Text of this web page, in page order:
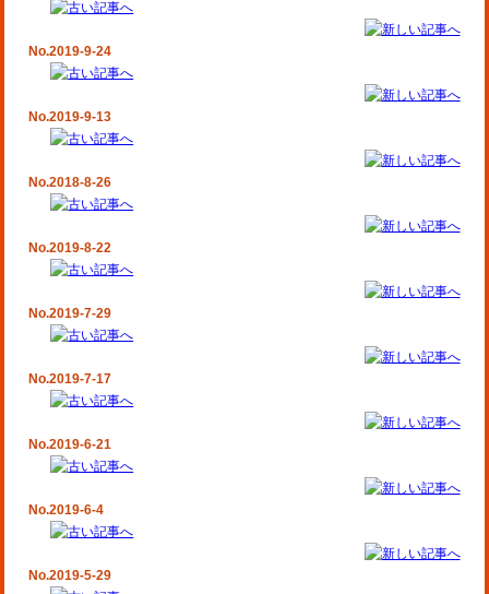
No.2019-9-24
No.2019-9-13
No.2018-8-26
No.2019-8-22
No.2019-7-29
No.2019-7-17
No.2019-6-21
No.2019-6-4
No.2019-5-29